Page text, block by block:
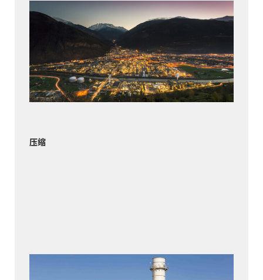
龙沙
在瓦莱州阿尔卑斯山田园诗般的群山之中，在距
离马特宏峰不到 40 公里的地方，瑞士龙沙化学集
团在维斯普小镇建立了其全球最大的生产基地。
了解更多
压缩